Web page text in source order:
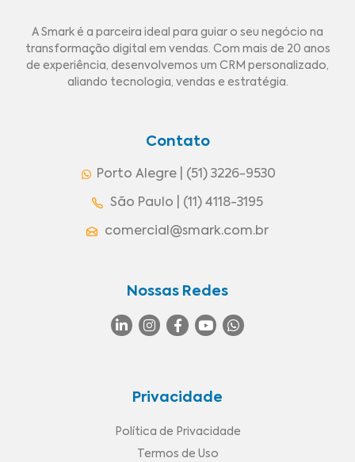
A Smark é a parceira ideal para guiar o seu negócio na
transformação digital em vendas. Com mais de 20 anos
de experiência, desenvolvemos um CRM personalizado,
aliando tecnologia, vendas e estratégia.
Contato
Porto Alegre | (51) 3226-9530
São Paulo | (11) 4118-3195
comercial@smark.com.br
Nossas Redes
Privacidade
Política de Privacidade
Termos de Uso